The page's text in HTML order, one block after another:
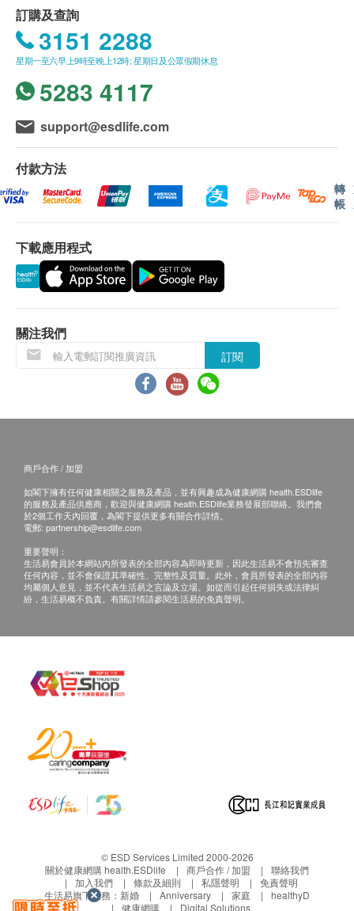
詳細介紹
Dretec TO-402 非接觸式體溫計採用靜音功能，適合
小朋友或者小嬰兒使用。非接觸式設計，乾淨衛生操
作容易。
醫療級別體溫計
掃額式體溫計，比一般精準50%
靜音功能，適合小朋友
產品規格：
廣闊探測範圍：
體溫: 34度 ~ 42.5度
精準度極高：
體溫: +- 0.2度
*內附DC3V 電池一粒*
運費。
我們將於確定訂單後2-3個工作天內安排發貨。
不排除運送時間會因節日而有所影響。當八號烈風
訊號懸掛或黑色暴雨警告生效時，送貨服務時間將
會延遲。
所有訂單須視乎相關貨品的供應情況再作最後確
認。倘若健康網購health.ESDlife未能提供任何訂
單上的貨品，健康網購health.ESDlife有權拒絕接
受該訂單，並且會於送貨前透過電話或電郵通知顧
客再作安排。
退換條款：
當顧客收取已訂購之貨品時，有責任檢查貨品是否
有損毀情況，一經確認簽收，恕不接受退換。
或過期退回，供應商有權不受理。
如有其他損壞或遺漏查詢，顧客必須保留有效收據
正本，並於送貨後3個工作天內按下列方式聯絡
Gamore 客戶服務部跟進。
訂購及查詢
3151 2288
星期一至六早上9時至晚上12時; 星期日及公眾假期休息
5283 4117
support@esdlife.com
付款方法
轉
帳
下載應用程式
關注我們
訂閱
商戶合作 / 加盟
如閣下擁有任何健康相關之服務及產品，並有興趣成為健康網購 health.ESDlife
的服務及產品供應商，歡迎與健康網購 health.ESDlife業務發展部聯絡。我們會
於2個工作天內回覆，為閣下提供更多有關合作詳情。
電郵: partnership@esdlife.com
重要聲明：
生活易會員於本網站內所發表的全部內容為即時更新，因此生活易不會預先審查
任何內容，並不會保證其準確性、完整性及質量。此外，會員所發表的全部內容
均屬個人意見，並不代表生活易之言論及立場。如從而引起任何損失或法律糾
紛，生活易概不負責。有關詳情請參閱生活易的免責聲明。
© ESD Services Limited 2000-2026
關於健康網購 health.ESDlife
商戶合作 / 加盟
聯絡我們
加入我們
條款及細則 私隱聲明
免責聲明
生活易旗下業務： 新婚 Anniversary 家庭
healthyD
健康網購
Digital Solutions